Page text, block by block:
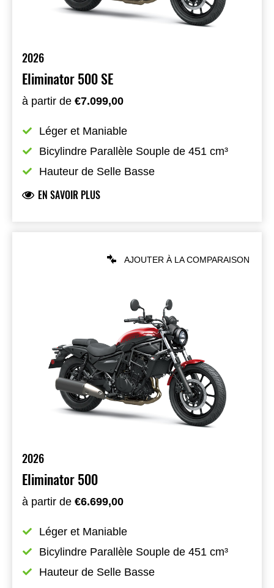
2026
Eliminator 500 SE
à partir de €7.099,00
Léger et Maniable
Bicylindre Parallèle Souple de 451 cm³
Hauteur de Selle Basse
EN SAVOIR PLUS
AJOUTER À LA COMPARAISON
2026
Eliminator 500
à partir de €6.699,00
Léger et Maniable
Bicylindre Parallèle Souple de 451 cm³
Hauteur de Selle Basse